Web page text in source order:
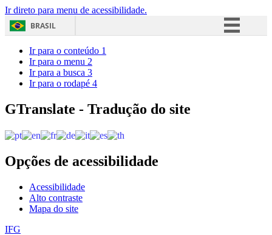
Ir direto para menu de acessibilidade.
BRASIL
Acesso à informação
Ir para o conteúdo 1
Ir para o menu 2
Ir para a busca 3
Ir para o rodapé 4
GTranslate - Tradução do site
Opções de acessibilidade
Acessibilidade
Alto contraste
Mapa do site
IFG